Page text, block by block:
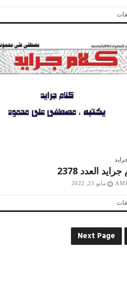
على
كلام
العدد
2376
مغلقة
العدد 2378
مايو 23, 2022
على
كلام
2378
Next Page